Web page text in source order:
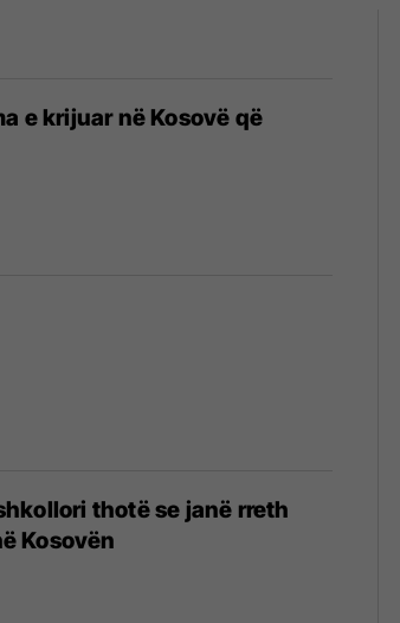
e krijuar në Kosovë që
thotë se janë rreth
Kosovën